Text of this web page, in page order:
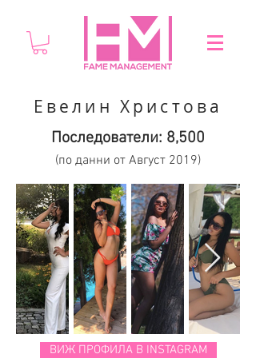
Евелин Христова
Последователи: 8,500
(по данни от Август 2019)
ВИЖ ПРОФИЛА В INSTAGRAM